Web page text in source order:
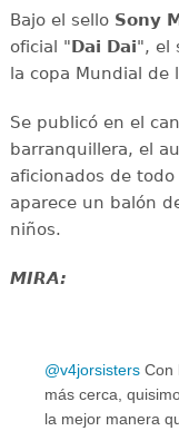
Bajo el sello Sony
oficial "Dai Dai", el
la copa Mundial de
Se publicó en el
barranquillera, el
aficionados de
aparece un balón
niños.
MIRA:
@v4jorsisters Con
más cerca,
la mejor manera